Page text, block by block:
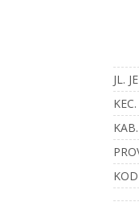
JL.
KEC.
KAB.